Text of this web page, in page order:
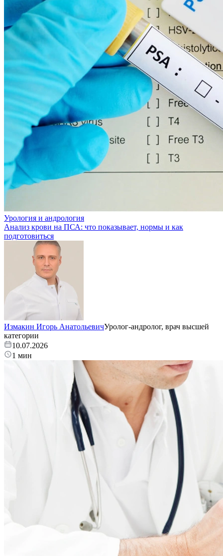
Урология и андрология
Анализ крови на ПСА: что показывает, нормы и как
подготовиться
Измакин Игорь АнатольевичУролог-андролог, врач высшей
категории
10.07.2026
1 мин